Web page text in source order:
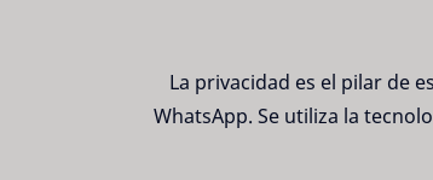
La privacidad es el pilar de
WhatsApp. Se utiliza la